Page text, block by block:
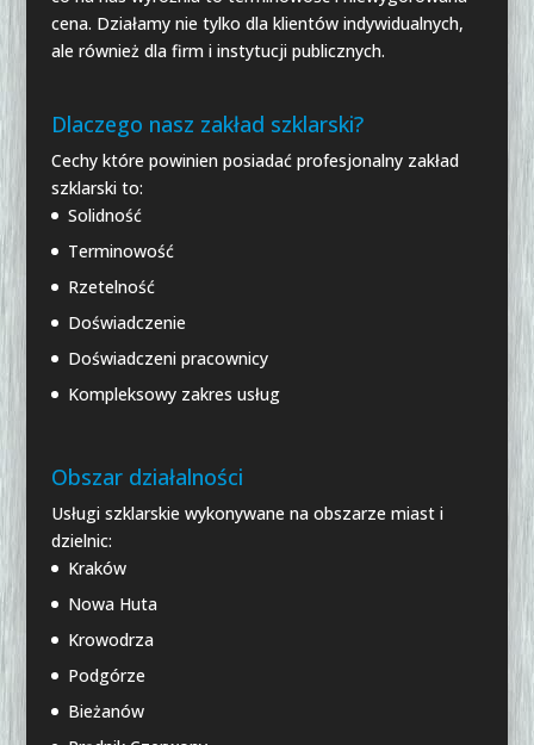
cena. Działamy nie tylko dla klientów indywidualnych,
ale również dla firm i instytucji publicznych.
Dlaczego nasz zakład szklarski?
Cechy które powinien posiadać profesjonalny zakład
szklarski to:
Solidność
Terminowość
Rzetelność
Doświadczenie
Doświadczeni pracownicy
Kompleksowy zakres usług
Obszar działalności
Usługi szklarskie wykonywane na obszarze miast i
dzielnic:
Kraków
Nowa Huta
Krowodrza
Podgórze
Bieżanów